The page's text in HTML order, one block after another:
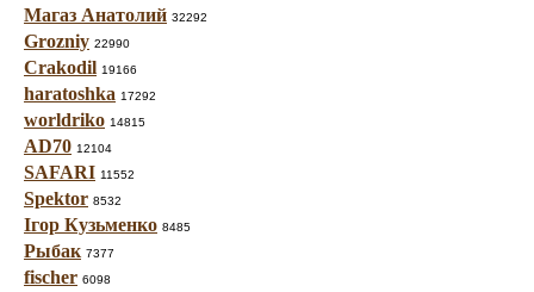
Магаз Анатолий 32292
Grozniy 22990
Crakodil 19166
haratoshka 17292
worldriko 14815
AD70 12104
SAFARI 11552
Spektor 8532
Ігор Кузьменко 8485
Рыбак 7377
fischer 6098